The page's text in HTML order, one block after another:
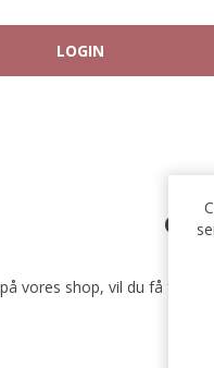
vores shop, vil du få